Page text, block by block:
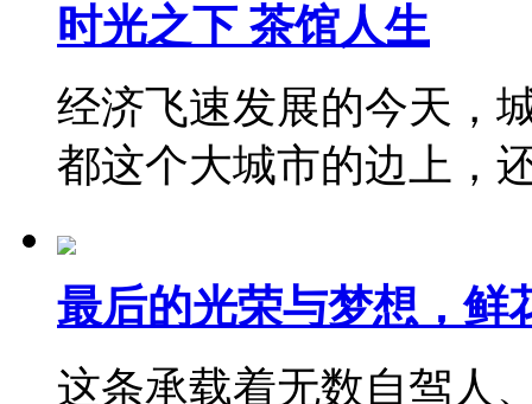
时光之下 茶馆人生
经济飞速发展的今天，
都这个大城市的边上
最后的光荣与梦想，鲜
这条承载着无数自驾人